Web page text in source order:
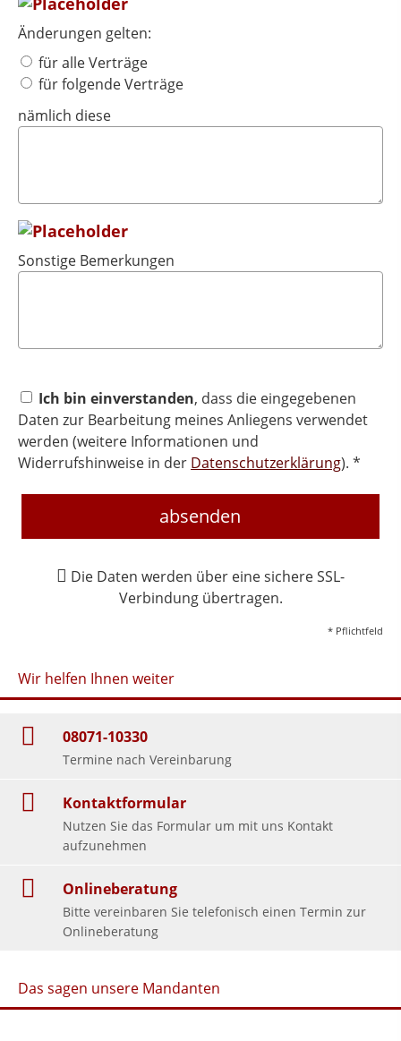
Änderungen gelten:
für alle Verträge
für folgende Verträge
nämlich diese
Sonstige Bemerkungen
Ich bin einverstanden, dass die eingegebenen
Daten zur Bearbeitung meines Anliegens verwendet
werden (weitere Informationen und
Widerrufshinweise in der Datenschutzerklärung). *
absenden
Die Daten werden über eine sichere SSL-
Verbindung übertragen.
* Pflichtfeld
Wir helfen Ihnen weiter
08071-10330
Termine nach Vereinbarung
Kontaktformular
Nutzen Sie das Formular um mit uns Kontakt
aufzunehmen
Onlineberatung
Bitte vereinbaren Sie telefonisch einen Termin zur
Onlineberatung
Das sagen unsere Mandanten